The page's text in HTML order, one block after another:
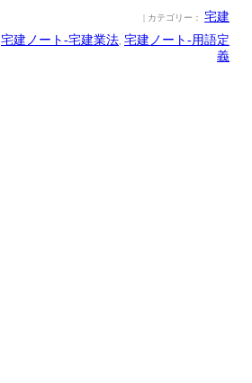
| カテゴリー： 宅建
宅建ノート‐宅建業法 宅建ノート‐用語定
義